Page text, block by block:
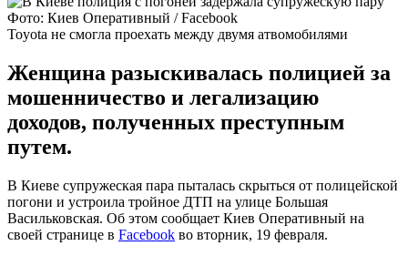
Фото: Киев Оперативный / Facebook
Toyota не смогла проехать между двумя атвомобилями
Женщина разыскивалась полицией за
мошенничество и легализацию
доходов, полученных преступным
путем.
В Киеве супружеская пара пыталась скрыться от полицейской
погони и устроила тройное ДТП на улице Большая
Васильковская. Об этом сообщает Киев Оперативный на
своей странице в Facebook во вторник, 19 февраля.